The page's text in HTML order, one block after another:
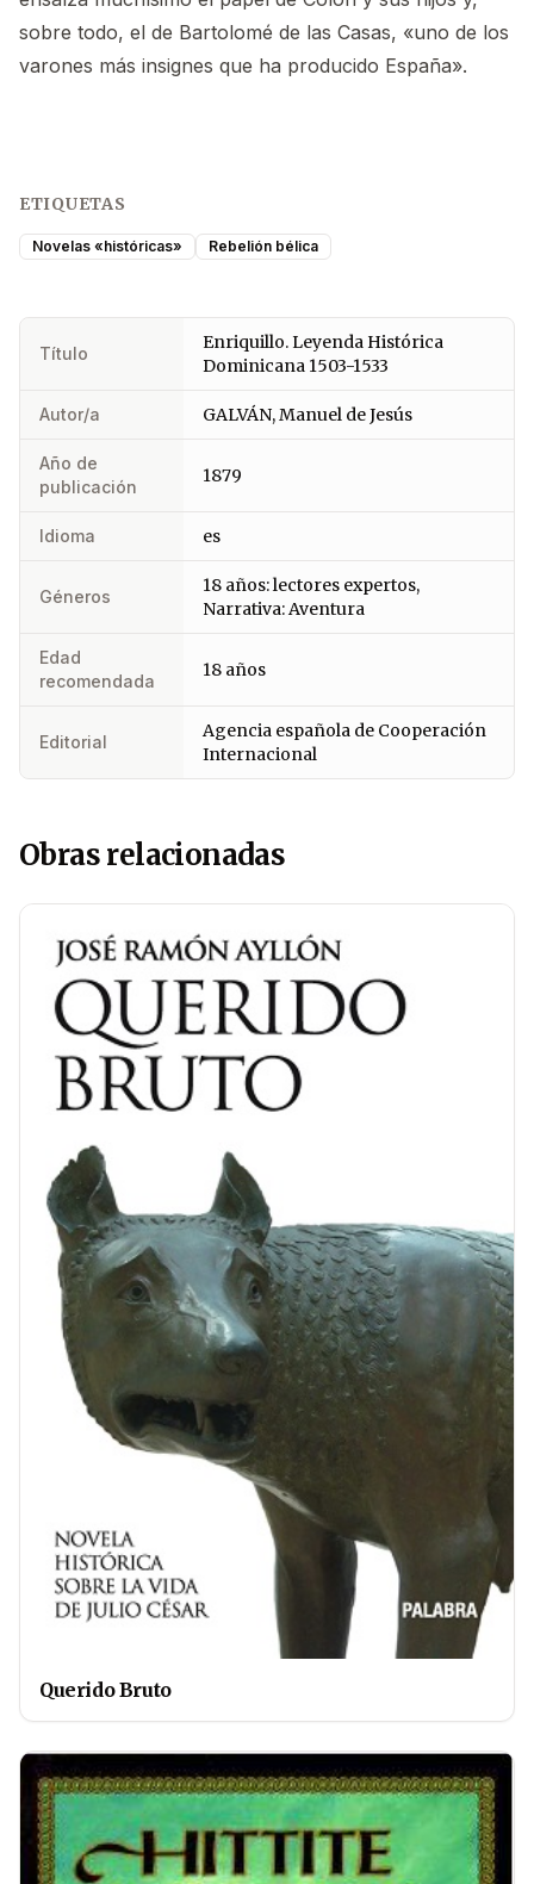
sobre todo, el de Bartolomé de las Casas, «uno de los
varones más insignes que ha producido España».
ETIQUETAS
Novelas «históricas» Rebelión bélica
Título
Enriquillo. Leyenda Histórica
Dominicana 1503-1533
Autor/a GALVÁN, Manuel de Jesús
Año de
publicación
1879
Idioma es
Géneros
18 años: lectores expertos,
Narrativa: Aventura
Edad
recomendada
18 años
Editorial
Agencia española de Cooperación
Internacional
Obras relacionadas
Querido Bruto